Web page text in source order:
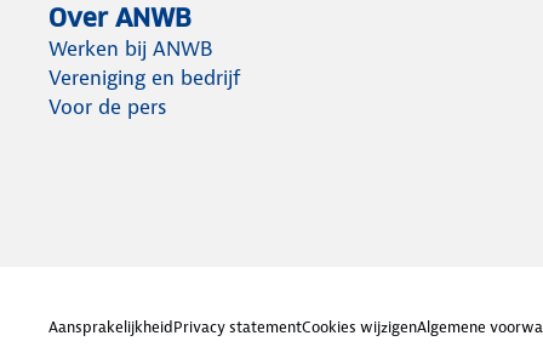
Over ANWB
Werken bij ANWB
Vereniging en bedrijf
Voor de pers
AansprakelijkheidPrivacy statementCookies wijzigenAlgemene